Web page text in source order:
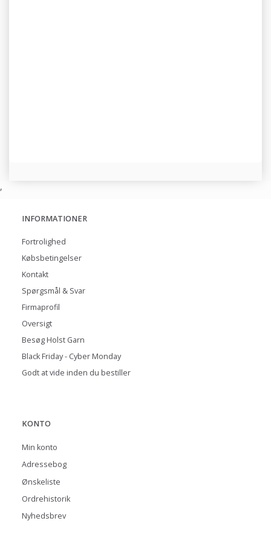
,
INFORMATIONER
Fortrolighed
Købsbetingelser
Kontakt
Spørgsmål & Svar
Firmaprofil
Oversigt
Besøg Holst Garn
Black Friday - Cyber Monday
Godt at vide inden du bestiller
KONTO
Min konto
Adressebog
Ønskeliste
Ordrehistorik
Nyhedsbrev